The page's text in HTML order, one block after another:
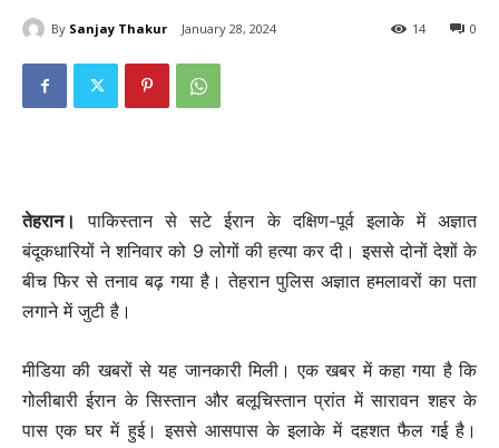
By Sanjay Thakur January 28, 2024 0
14
तेहरान।
पाकिस्तान से सटे ईरान के दक्षिण-पूर्व इलाके में अज्ञात
बंदूकधारियों ने शनिवार को 9 लोगों की हत्या कर दी। इससे दोनों देशों के
बीच फिर से तनाव बढ़ गया है। तेहरान पुलिस अज्ञात हमलावरों का पता
लगाने में जुटी है।
मीडिया की खबरों से यह जानकारी मिली। एक खबर में कहा गया है कि
गोलीबारी ईरान के सिस्तान और बलूचिस्तान प्रांत में सारावन शहर के
पास एक घर में हुई। इससे आसपास के इलाके में दहशत फैल गई है।